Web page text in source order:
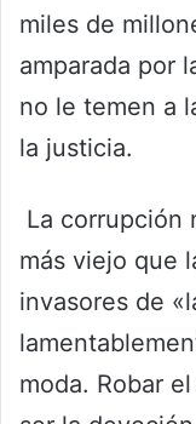
miles de
amparada por
no le temen a
la justicia.
La corrupción
más viejo que
invasores de
moda. Robar